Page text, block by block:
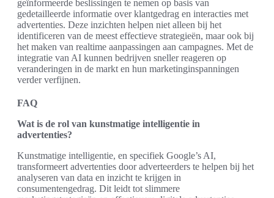
geïnformeerde beslissingen te nemen op basis van
gedetailleerde informatie over klantgedrag en interacties met
advertenties. Deze inzichten helpen niet alleen bij het
identificeren van de meest effectieve strategieën, maar ook bij
het maken van realtime aanpassingen aan campagnes. Met de
integratie van AI kunnen bedrijven sneller reageren op
veranderingen in de markt en hun marketinginspanningen
verder verfijnen.
FAQ
Wat is de rol van kunstmatige intelligentie in
advertenties?
Kunstmatige intelligentie, en specifiek Google’s AI,
transformeert advertenties door adverteerders te helpen bij het
analyseren van data en inzicht te krijgen in
consumentengedrag. Dit leidt tot slimmere